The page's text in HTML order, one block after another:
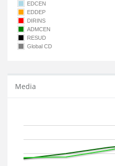
EDCEN
EDDEP
DIRINS
ADMCEN
RESUD
Global CD
Media